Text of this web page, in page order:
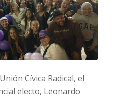
Cívica Radical, el
electo, Leonardo